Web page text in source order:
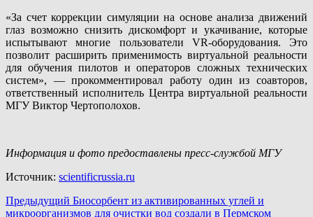
«За счет коррекции симуляции на основе анализа движений
глаз возможно снизить дискомфорт и укачивание, которые
испытывают многие пользователи VR-оборудования. Это
позволит расширить применимость виртуальной реальности
для обучения пилотов и операторов сложных технических
систем», — прокомментировал работу один из соавторов,
ответственный исполнитель Центра виртуальной реальности
МГУ Виктор Чертополохов.
Информация и фото предоставлены пресс-службой МГУ
Источник: scientificrussia.ru
Навигация
Предыдущий Биосорбент из активированных углей и
микроорганизмов для очистки вод создали в Пермском